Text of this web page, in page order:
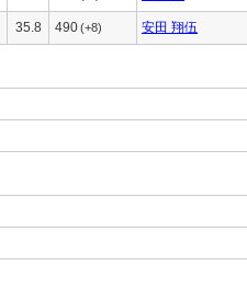
35.8 490(+8) 安田 翔伍